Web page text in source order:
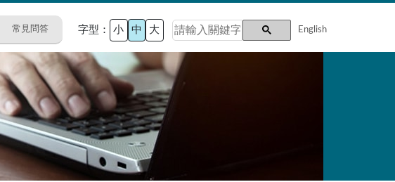
常見問答 字型： 小 中 大 English